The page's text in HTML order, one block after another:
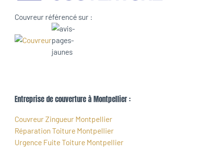
Couvreur référencé sur :
Entreprise de couverture à Montpellier :
Couvreur Zingueur Montpellier
Réparation Toiture Montpellier
Urgence Fuite Toiture Montpellier